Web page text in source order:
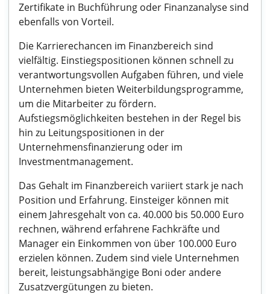
Zertifikate in Buchführung oder Finanzanalyse sind
ebenfalls von Vorteil.
Die Karrierechancen im Finanzbereich sind
vielfältig. Einstiegspositionen können schnell zu
verantwortungsvollen Aufgaben führen, und viele
Unternehmen bieten Weiterbildungsprogramme,
um die Mitarbeiter zu fördern.
Aufstiegsmöglichkeiten bestehen in der Regel bis
hin zu Leitungspositionen in der
Unternehmensfinanzierung oder im
Investmentmanagement.
Das Gehalt im Finanzbereich variiert stark je nach
Position und Erfahrung. Einsteiger können mit
einem Jahresgehalt von ca. 40.000 bis 50.000 Euro
rechnen, während erfahrene Fachkräfte und
Manager ein Einkommen von über 100.000 Euro
erzielen können. Zudem sind viele Unternehmen
bereit, leistungsabhängige Boni oder andere
Zusatzvergütungen zu bieten.